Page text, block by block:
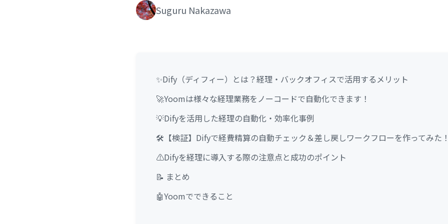
Suguru Nakazawa
✨Dify（ディフィー）とは？経理・バックオフィスで活用するメリット
🚀Yoomは様々な経理業務をノーコードで自動化できます！
💡Difyを活用した経理の自動化・効率化事例
🛠️【検証】Difyで経費精算の自動チェック＆差し戻しワークフローを作ってみた
⚠️Difyを経理に導入する際の注意点と成功のポイント
📝 まとめ
🤖Yoomでできること